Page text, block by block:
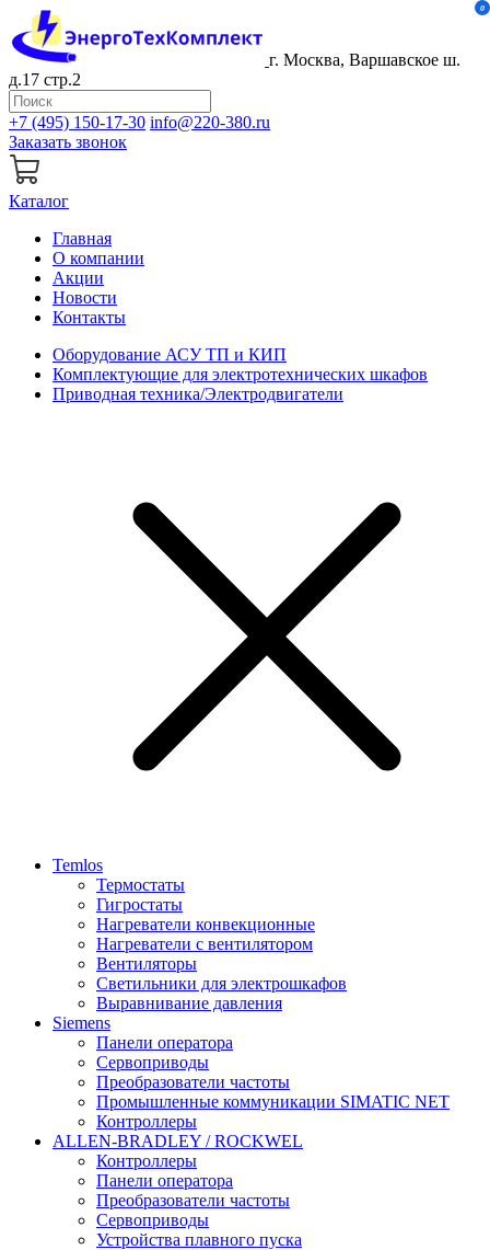
г. Москва, Варшавское ш.
д.17 стр.2
+7 (495) 150-17-30 info@220-380.ru
Заказать звонок
0
Каталог
Главная
О компании
Акции
Новости
Контакты
Оборудование АСУ ТП и КИП
Комплектующие для электротехнических шкафов
Приводная техника/Электродвигатели
Temlos
Термостаты
Гигростаты
Нагреватели конвекционные
Нагреватели с вентилятором
Вентиляторы
Светильники для электрошкафов
Выравнивание давления
Siemens
Панели оператора
Сервоприводы
Преобразователи частоты
Промышленные коммуникации SIMATIC NET
Контроллеры
ALLEN-BRADLEY / ROCKWEL
Контроллеры
Панели оператора
Преобразователи частоты
Сервоприводы
Устройства плавного пуска